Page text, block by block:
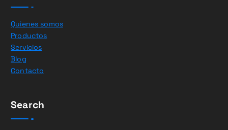
Quienes somos
Productos
Servicios
Blog
Contacto
Search